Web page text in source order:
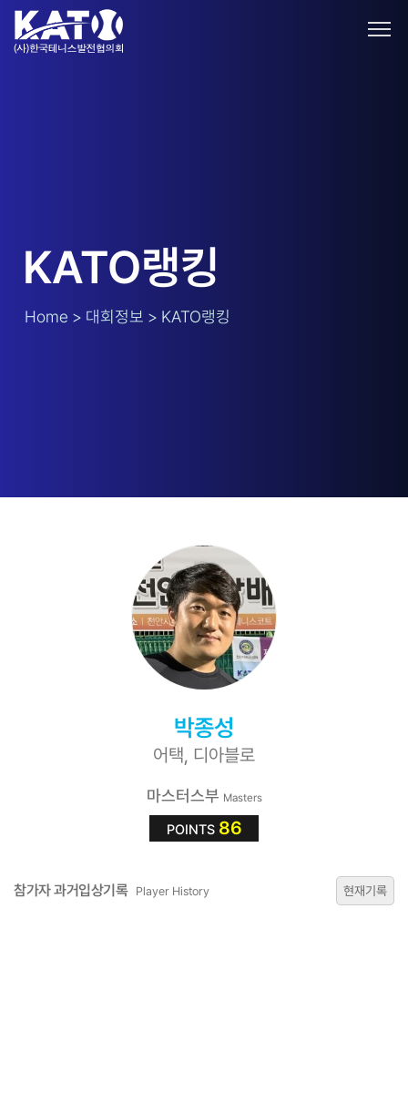
KATO랭킹
Home > 대회정보 > KATO랭킹
박종성
어택, 디아블로
마스터스부 Masters
POINTS 86
참가자 과거입상기록 Player History 현재기록